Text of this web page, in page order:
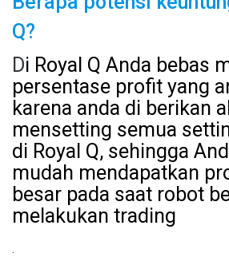
Q?
Di Royal Q Anda bebas
persentase profit yang
karena anda di berikan
mensetting semua
di Royal Q, sehingga
mudah mendapatkan
besar pada saat robot
melakukan trading
.